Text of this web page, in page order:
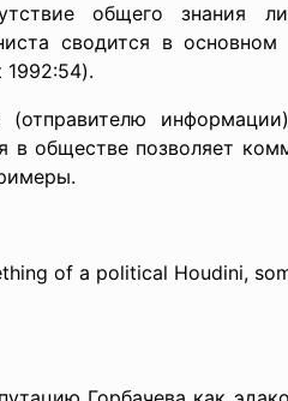
общего знания
сводится в основном
обществе позволяет
of a political Houdini,